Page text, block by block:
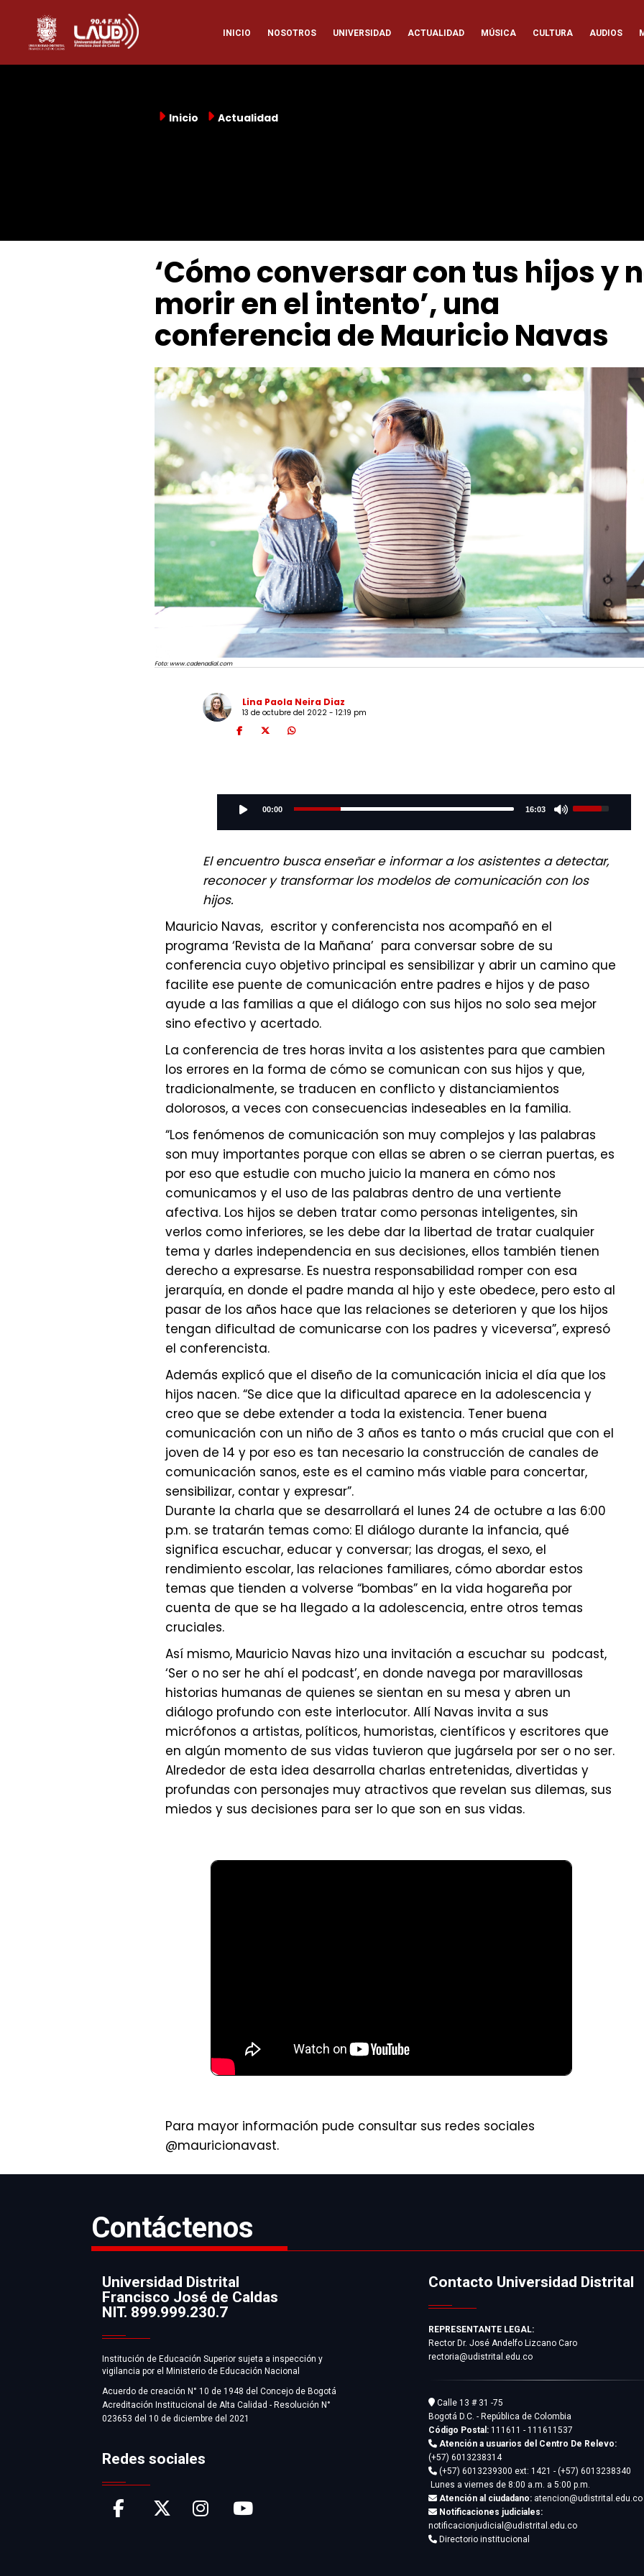
contenido
principal
Navegación
principal
INICIO NOSOTROS UNIVERSIDAD ACTUALIDAD MÚSICA CULTURA AUDIOS
Inicio Actualidad
‘Cómo conversar con tus hijos y
morir en el intento’, una
conferencia de Mauricio Navas
Foto: www.cadenadial.com
Lina Paola Neira Diaz
13 de octubre del 2022 - 12:19 pm
Audio
Player00:00 16:03
Up/Down
Arrow
to
increase
or
El encuentro busca enseñar e informar a los asistentes a detectar,
reconocer y transformar los modelos de comunicación con los
hijos.
Mauricio Navas, escritor y conferencista nos acompañó en el
programa ‘Revista de la Mañana’ para conversar sobre de su
conferencia cuyo objetivo principal es sensibilizar y abrir un camino que
facilite ese puente de comunicación entre padres e hijos y de paso
ayude a las familias a que el diálogo con sus hijos no solo sea mejor
sino efectivo y acertado.
La conferencia de tres horas invita a los asistentes para que cambien
los errores en la forma de cómo se comunican con sus hijos y que,
tradicionalmente, se traducen en conflicto y distanciamientos
dolorosos, a veces con consecuencias indeseables en la familia.
“Los fenómenos de comunicación son muy complejos y las palabras
son muy importantes porque con ellas se abren o se cierran puertas, es
por eso que estudie con mucho juicio la manera en cómo nos
comunicamos y el uso de las palabras dentro de una vertiente
afectiva. Los hijos se deben tratar como personas inteligentes, sin
verlos como inferiores, se les debe dar la libertad de tratar cualquier
tema y darles independencia en sus decisiones, ellos también tienen
derecho a expresarse. Es nuestra responsabilidad romper con esa
jerarquía, en donde el padre manda al hijo y este obedece, pero esto al
pasar de los años hace que las relaciones se deterioren y que los hijos
tengan dificultad de comunicarse con los padres y viceversa”, expresó
el conferencista.
Además explicó que el diseño de la comunicación inicia el día que los
hijos nacen. “Se dice que la dificultad aparece en la adolescencia y
creo que se debe extender a toda la existencia. Tener buena
comunicación con un niño de 3 años es tanto o más crucial que con el
joven de 14 y por eso es tan necesario la construcción de canales de
comunicación sanos, este es el camino más viable para concertar,
sensibilizar, contar y expresar”.
Durante la charla que se desarrollará el lunes 24 de octubre a las 6:00
p.m. se tratarán temas como: El diálogo durante la infancia, qué
significa escuchar, educar y conversar; las drogas, el sexo, el
rendimiento escolar, las relaciones familiares, cómo abordar estos
temas que tienden a volverse “bombas” en la vida hogareña por
cuenta de que se ha llegado a la adolescencia, entre otros temas
cruciales.
Así mismo, Mauricio Navas hizo una invitación a escuchar su podcast,
‘Ser o no ser he ahí el podcast’, en donde navega por maravillosas
historias humanas de quienes se sientan en su mesa y abren un
diálogo profundo con este interlocutor. Allí Navas invita a sus
micrófonos a artistas, políticos, humoristas, científicos y escritores que
en algún momento de sus vidas tuvieron que jugársela por ser o no ser.
Alrededor de esta idea desarrolla charlas entretenidas, divertidas y
profundas con personajes muy atractivos que revelan sus dilemas, sus
miedos y sus decisiones para ser lo que son en sus vidas.
Para mayor información pude consultar sus redes sociales
@mauricionavast.
Contáctenos
Información
Universidad Distrital
Francisco José de Caldas
NIT. 899.999.230.7
Institución de Educación Superior sujeta a inspección y
vigilancia por el Ministerio de Educación Nacional
Acuerdo de creación N° 10 de 1948 del Concejo de Bogotá
Acreditación Institucional de Alta Calidad - Resolución N°
023653 del 10 de diciembre del 2021
Redes sociales
Contacto Universidad Distrital
REPRESENTANTE LEGAL:
Rector Dr. José Andelfo Lizcano Caro
rectoria@udistrital.edu.co
Calle 13 # 31 -75
Bogotá D.C. - República de Colombia
Código Postal: 111611 - 111611537
Atención a usuarios del Centro De Relevo:
(+57) 6013238314
(+57) 6013239300ext: 1421 - (+57) 6013238340
Lunes a viernes de 8:00 a.m. a 5:00 p.m.
Atención al ciudadano: atencion@udistrital.edu.co
Notificaciones judiciales:
notificacionjudicial@udistrital.edu.co
Directorio institucional